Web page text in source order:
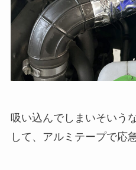
吸い込んでしまいそいう
して、アルミテープで応